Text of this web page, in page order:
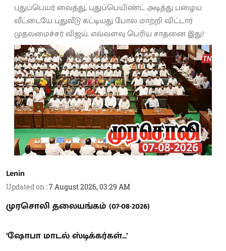
புதுப்பெயர் வைத்து, புதுப்பெயிண்ட் அடித்து பழைய
வீட்டையே புதுவீடு கட்டியது போல மாற்றி விட்டார்
முதலமைச்சர் விஜய். எவ்வளவு பெரிய சாதனை இது?
Lenin
Updated on :7 August 2026, 03:29 AM
முரசொலி தலையங்கம் (07-08-2026)
’ஷோபா மாடல் ஸ்டிக்கர்கள்...’